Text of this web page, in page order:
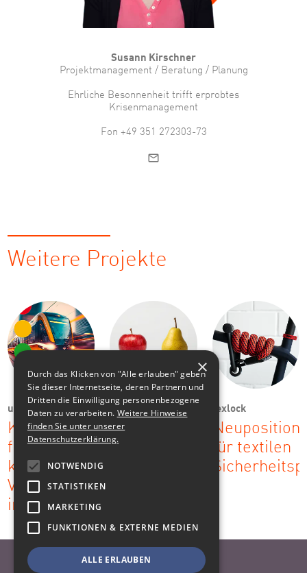
Susann Kirschner
Projektmanagement / Beratung / Planung
Ehrliche Besonnenheit trifft erprobtes
Krisenmanagement
Fon +49 351 272303-73
Weitere Projekte
urbic
Kommunikationsstrategie
für
komplexe
Vertriebswege
im ÖPNV
Ostsächsische
texlock
für textilen
Nach oben
×
Durch das Klicken von "Alle erlauben" geben
Sie dieser Internetseite, deren Partnern und
Dritten die Einwilligung personenbezogene
Daten zu verarbeiten. Weitere Hinweise
finden Sie unter unserer
Datenschutzerklärung.
NOTWENDIG
STATISTIKEN
MARKETING
FUNKTIONEN & EXTERNE MEDIEN
ALLE ERLAUBEN